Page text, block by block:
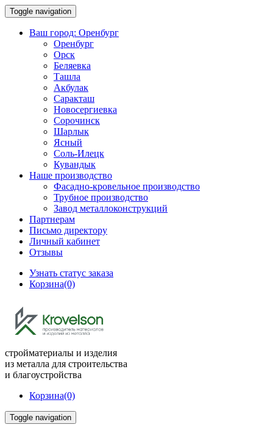
Toggle navigation
Ваш город: Оренбург
Оренбург
Орск
Беляевка
Ташла
Акбулак
Саракташ
Новосергиевка
Сорочинск
Шарлык
Ясный
Соль-Илецк
Кувандык
Наше производство
Фасадно-кровельное производство
Трубное производство
Завод металлоконструкций
Партнерам
Письмо директору
Личный кабинет
Отзывы
Узнать статус заказа
Корзина(0)
стройматериалы и изделия
из металла для строительства
и благоустройства
Корзина(0)
Toggle navigation